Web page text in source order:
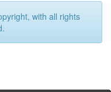
with all rights